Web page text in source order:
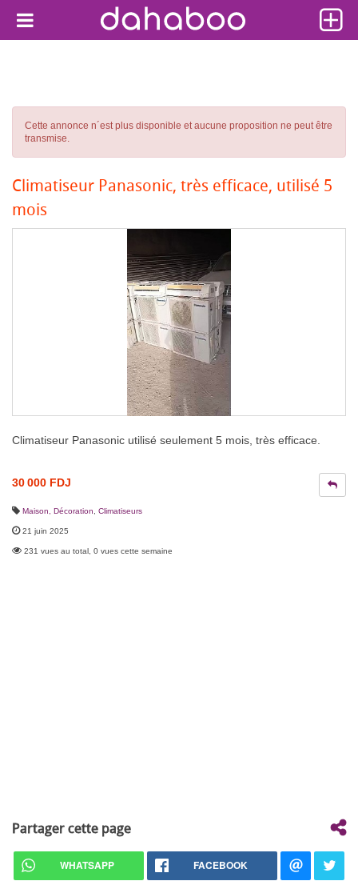
Cette annonce n´est plus disponible et aucune proposition ne peut être
transmise.
Climatiseur Panasonic, très efficace, utilisé 5
mois
Climatiseur Panasonic utilisé seulement 5 mois, très efficace.
30 000 FDJ
Maison, Décoration Climatiseurs
21 juin 2025
231 vues au total, 0 vues cette semaine
Partager cette page
WHATSAPP FACEBOOK